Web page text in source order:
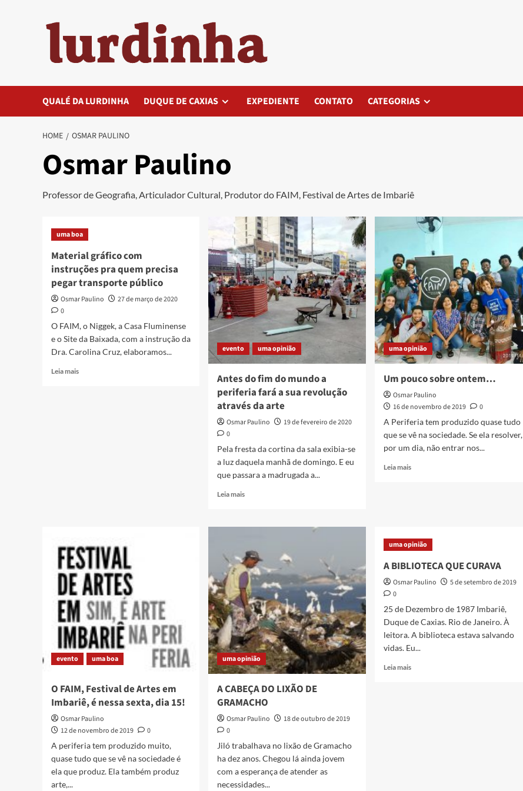
QUALÉ DA LURDINHA DUQUE DE CAXIAS EXPEDIENTE CONTATO CATEGORIAS
HOME OSMAR PAULINO
Osmar Paulino
Professor de Geografia, Articulador Cultural, Produtor do FAIM, Festival de Artes de Imbariê
uma boa
Material gráfico com
instruções pra quem precisa
pegar transporte público
Osmar Paulino
27 de março de 2020
0
O FAIM, o Niggek, a Casa Fluminense
e o Site da Baixada, com a instrução da
Dra. Carolina Cruz, elaboramos...
Leia maisRead
evento uma opinião
Antes do fim do mundo a
periferia fará a sua revolução
através da arte
Osmar Paulino
19 de fevereiro de 2020
0
Pela fresta da cortina da sala exibia-se
a luz daquela manhã de domingo. E eu
que passara a madrugada a...
Leia maisRead
Antes
do
mundo
a
periferia
fará
a
sua
revolução
através
da
arte
uma opinião
Um pouco sobre ontem…
Osmar Paulino
16 de novembro de 2019
0
A Periferia tem produzido quase tudo
que se vê na sociedade. Se ela resolver,
por um dia, não entrar nos...
Leia maisRead
evento uma boa
O FAIM, Festival de Artes em
Imbariê, é nessa sexta, dia 15!
Osmar Paulino
12 de novembro de 2019
0
A periferia tem produzido muito,
quase tudo que se vê na sociedade é
ela que produz. Ela também produz
arte,...
uma opinião
A CABEÇA DO LIXÃO DE
GRAMACHO
Osmar Paulino
18 de outubro de 2019
0
Jiló trabalhava no lixão de Gramacho
ha dez anos. Chegou lá ainda jovem
com a esperança de atender as
necessidades...
uma opinião
A BIBLIOTECA QUE CURAVA
Osmar Paulino
5 de setembro de 2019
0
25 de Dezembro de 1987 Imbariê,
Duque de Caxias. Rio de Janeiro. À
leitora. A biblioteca estava salvando
vidas. Eu...
Leia maisRead